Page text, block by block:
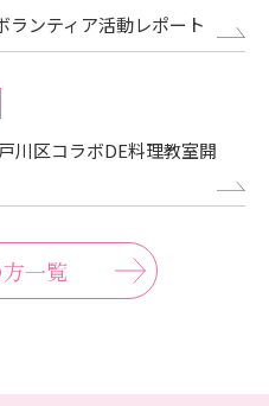
ランティア活動レポート
川区コラボDE料理教室開
一覧